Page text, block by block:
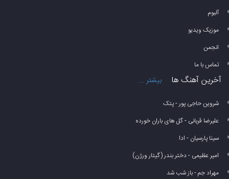
آلبوم
موزیک ویدیو
انجمن
تماس با ما
آخرین آهنگ ها بیشتر ...
شروین حاجی پور - پتک
علیرضا قربانی - گل های باران خورده
سینا پارسیان - ادا
امیر عظیمی - دختر بندر (گیتار ورژن)
مهراد جم - باز شب شد